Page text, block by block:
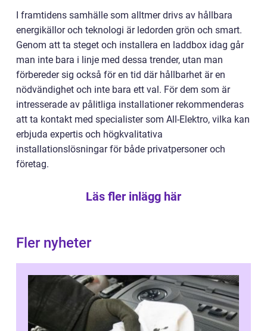
I framtidens samhälle som alltmer drivs av hållbara
energikällor och teknologi är ledorden grön och smart.
Genom att ta steget och installera en laddbox idag går
man inte bara i linje med dessa trender, utan man
förbereder sig också för en tid där hållbarhet är en
nödvändighet och inte bara ett val. För dem som är
intresserade av pålitliga installationer rekommenderas
att ta kontakt med specialister som All-Elektro, vilka kan
erbjuda expertis och högkvalitativa
installationslösningar för både privatpersoner och
företag.
Läs fler inlägg här
Fler nyheter